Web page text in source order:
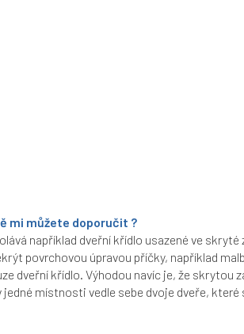
mi můžete doporučit ?
například dveřní křídlo usazené ve skryté
povrchovou úpravou příčky, například
dveřní křídlo. Výhodou navíc je, že skrytou
místnosti vedle sebe dvoje dveře, které